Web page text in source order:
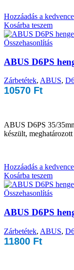
Hozzáadás a
Kosárba teszem
Összehasonlítás
ABUS D6PS
Zárbetétek, ABUS,
10570 Ft
ABUS D6PS 35/
készült,
Hozzáadás a
Kosárba teszem
Összehasonlítás
ABUS D6PS
Zárbetétek, ABUS,
11800 Ft